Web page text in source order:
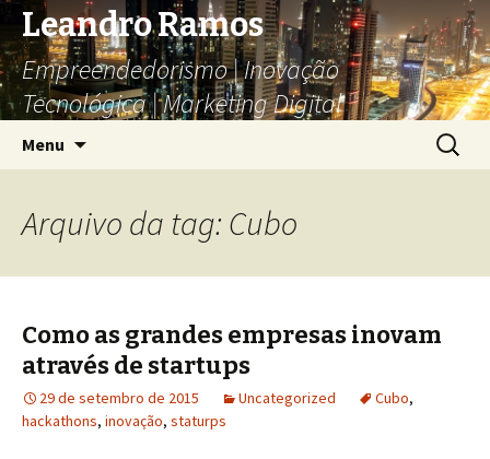
Leandro Ramos
Empreendedorismo | Inovação
Tecnológica | Marketing Digital
Menu
conteúdo
por:
Arquivo da tag: Cubo
Como as grandes empresas inovam
através de startups
29 de setembro de 2015 Uncategorized Cubo,
hackathons, inovação, staturps